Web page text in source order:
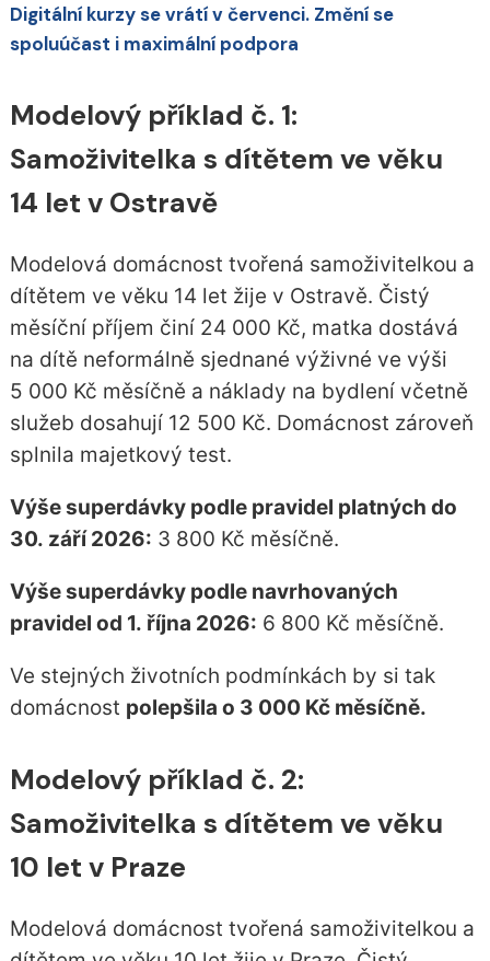
Digitální kurzy se vrátí v červenci. Změní se
spoluúčast i maximální podpora
Modelový příklad č. 1:
Samoživitelka s dítětem ve věku
14 let v Ostravě
Modelová domácnost tvořená samoživitelkou a
dítětem ve věku 14 let žije v Ostravě. Čistý
měsíční příjem činí 24 000 Kč, matka dostává
na dítě neformálně sjednané výživné ve výši
5 000 Kč měsíčně a náklady na bydlení včetně
služeb dosahují 12 500 Kč. Domácnost zároveň
splnila majetkový test.
Výše superdávky podle pravidel platných do
30. září 2026: 3 800 Kč měsíčně.
Výše superdávky podle navrhovaných
pravidel od 1. října 2026: 6 800 Kč měsíčně.
Ve stejných životních podmínkách by si tak
domácnost polepšila o 3 000 Kč měsíčně.
Modelový příklad č. 2:
Samoživitelka s dítětem ve věku
10 let v Praze
Modelová domácnost tvořená samoživitelkou a